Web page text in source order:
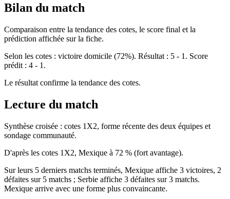
Bilan du match
Comparaison entre la tendance des cotes, le score final et la
prédiction affichée sur la fiche.
Selon les cotes : victoire domicile (72%). Résultat : 5 - 1. Score
prédit : 4 - 1.
Le résultat confirme la tendance des cotes.
Lecture du match
Synthèse croisée : cotes 1X2, forme récente des deux équipes et
sondage communauté.
D'après les cotes 1X2, Mexique à 72 % (fort avantage).
Sur leurs 5 derniers matchs terminés, Mexique affiche 3 victoires, 2
défaites sur 5 matchs ; Serbie affiche 3 défaites sur 3 matchs.
Mexique arrive avec une forme plus convaincante.